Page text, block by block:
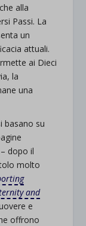
alla
Passi. La
un
attuali.
ai Dieci
la
una
basano su
dopo il
molto
and
e
offrono